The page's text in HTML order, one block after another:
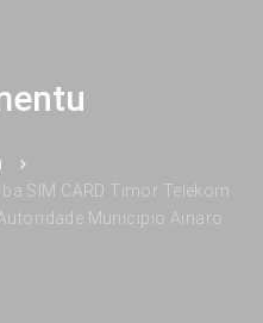
SIM CARD Timor Telekom
Municipio Ainaro